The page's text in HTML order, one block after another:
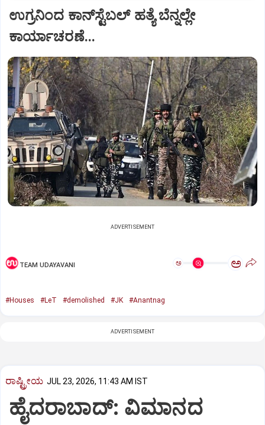
ಉಗ್ರನಿಂದ ಕಾನ್‌ಸ್ಟೆಬಲ್ ಹತ್ಯೆ ಬೆನ್ನಲ್ಲೇ
ಕಾರ್ಯಾಚರಣೆ...
ADVERTISEMENT
TEAM UDAYAVANI ಅ ಅ
#Houses #LeT #demolished #JK #Anantnag
ADVERTISEMENT
ರಾಷ್ಟ್ರೀಯ JUL 23, 2026, 11:43 AM IST
ಹೈದರಾಬಾದ್: ವಿಮಾನದ